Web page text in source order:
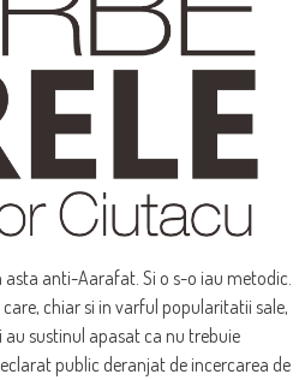
anti-Aarafat. Si o s-o iau metodic.
chiar si in varful popularitatii sale,
sustinul apasat ca nu trebuie
public deranjat de incercarea de